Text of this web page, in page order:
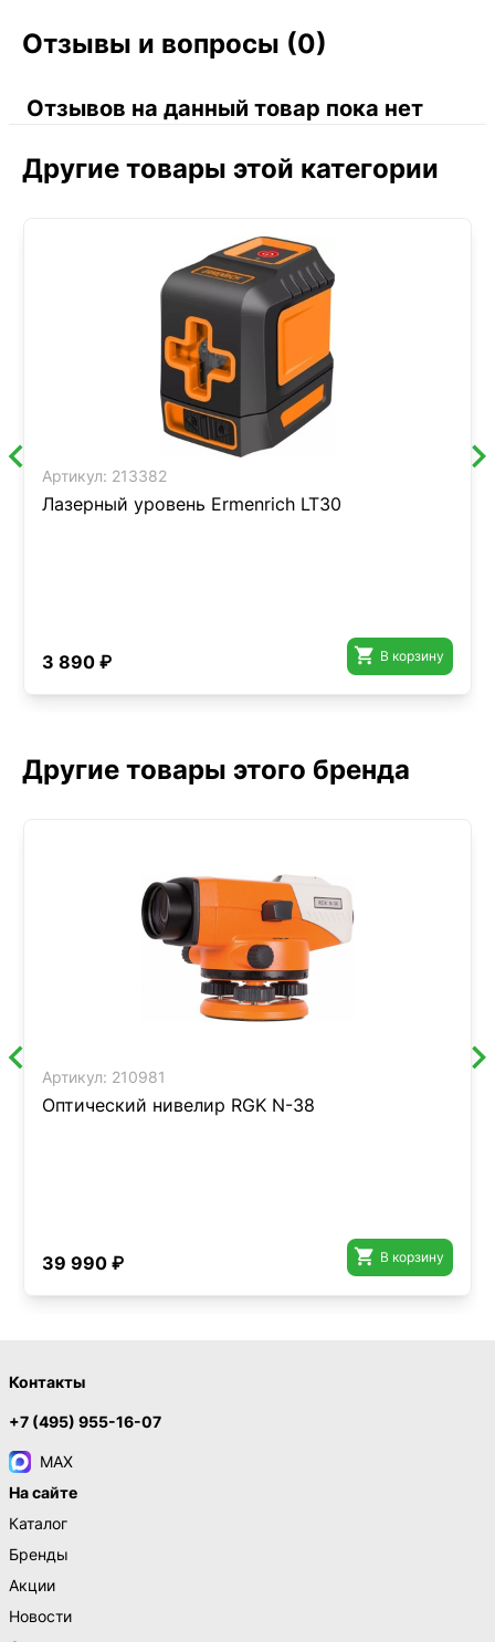
Отзывы и вопросы (0)
Отзывов на данный товар пока нет
Другие товары этой категории
Артикул: 213382
Лазерный уровень Ermenrich LT30
3 890 ₽  В корзину
Другие товары этого бренда
Артикул: 210981
Оптический нивелир RGK N-38
39 990 ₽  В корзину
Контакты
+7 (495) 955-16-07
MAX
На сайте
Каталог
Бренды
Акции
Новости